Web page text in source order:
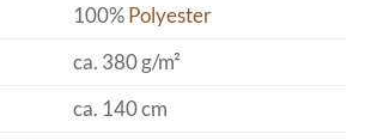
100%Polyester
ca. 380 g/m²
ca. 140 cm